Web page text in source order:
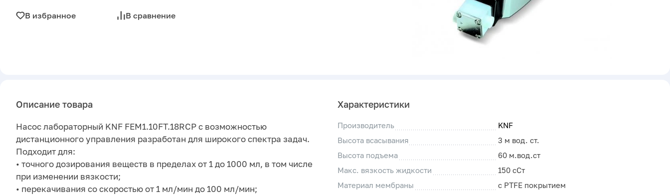
В избранное В сравнение
Описание товара
Насос лабораторный KNF FEM1.10FT.18RCP с возможностью
дистанционного управления разработан для широкого спектра задач.
Подходит для:
• точного дозирования веществ в пределах от 1 до 1000 мл, в том числе
при изменении вязкости;
• перекачивания со скоростью от 1 мл/мин до 100 мл/мин;
Характеристики
Производитель
KNF
Высота всасывания
3 м вод. ст.
Высота подъема
60 м.вод.ст
Макс. вязкость жидкости
150 сСт
Материал мембраны
с PTFE покрытием